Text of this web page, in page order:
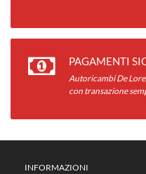
PAGAMENTI
Autoricambi De
con transazione
INFORMAZIONI